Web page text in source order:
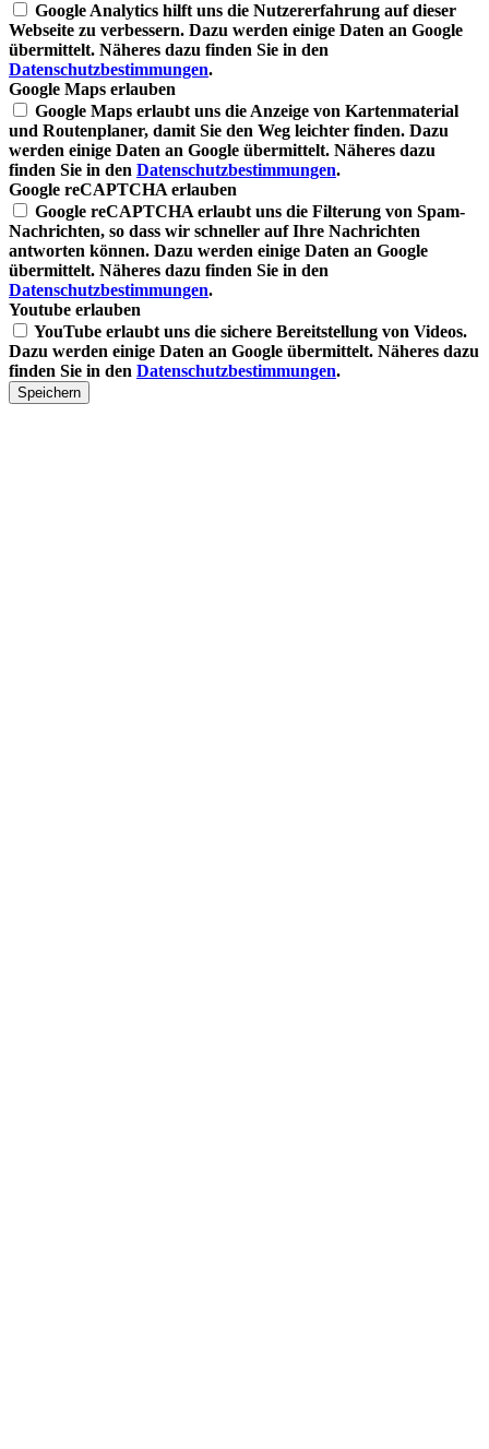
Google Analytics hilft uns die Nutzererfahrung auf dieser
Webseite zu verbessern. Dazu werden einige Daten an Google
übermittelt. Näheres dazu finden Sie in den
Datenschutzbestimmungen.
Google Maps erlauben
Google Maps erlaubt uns die Anzeige von Kartenmaterial
und Routenplaner, damit Sie den Weg leichter finden. Dazu
werden einige Daten an Google übermittelt. Näheres dazu
finden Sie in den Datenschutzbestimmungen.
Google reCAPTCHA erlauben
Google reCAPTCHA erlaubt uns die Filterung von Spam-
Nachrichten, so dass wir schneller auf Ihre Nachrichten
antworten können. Dazu werden einige Daten an Google
übermittelt. Näheres dazu finden Sie in den
Datenschutzbestimmungen.
Youtube erlauben
YouTube erlaubt uns die sichere Bereitstellung von Videos.
Dazu werden einige Daten an Google übermittelt. Näheres dazu
finden Sie in den Datenschutzbestimmungen.
Speichern